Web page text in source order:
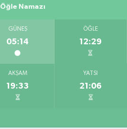
Öğle Namazı
GÜNEŞ
05:14
ÖĞLE
12:29
AKŞAM
19:33
YATSI
21:06